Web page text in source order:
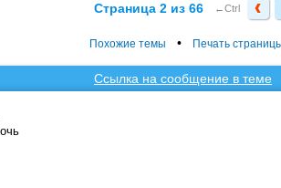
Страница 2 из 66 ←Ctrl
Похожие темы • Печать
Ссылка на сообщение в теме